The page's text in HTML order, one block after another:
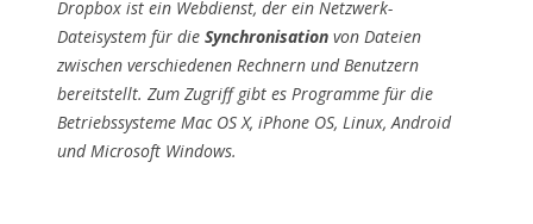
Dropbox ist ein Webdienst, der ein Netzwerk-
Dateisystem für die Synchronisation von Dateien
zwischen verschiedenen Rechnern und Benutzern
bereitstellt. Zum Zugriff gibt es Programme für die
Betriebssysteme Mac OS X, iPhone OS, Linux, Android
und Microsoft Windows.